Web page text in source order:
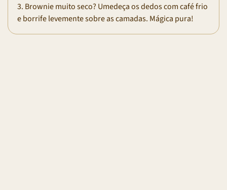
3. Brownie muito seco? Umedeça os dedos com café frio
e borrife levemente sobre as camadas. Mágica pura!